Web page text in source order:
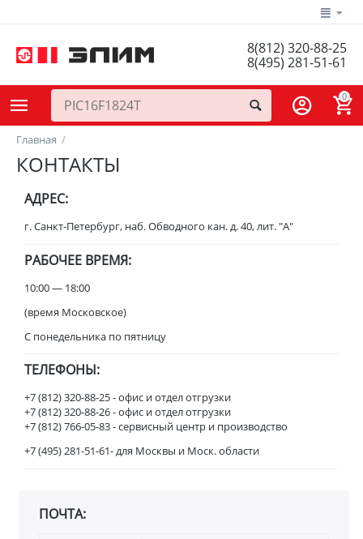
8(812) 320-88-25
8(495) 281-51-61
0
Главная /
КОНТАКТЫ
АДРЕС:
г. Санкт-Петербург, наб. Обводного кан. д. 40, лит. "А"
РАБОЧЕЕ ВРЕМЯ:
10:00 — 18:00
(время Московское)
C понедельника по пятницу
ТЕЛЕФОНЫ:
+7 (812) 320-88-25 - офис и отдел отгрузки
+7 (812) 320-88-26 - офис и отдел отгрузки
+7 (812) 766-05-83 - сервисный центр и производство
+7 (495) 281-51-61- для Москвы и Моск. области
ПОЧТА: